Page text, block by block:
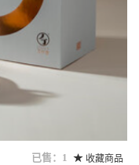
已售：1 收藏商品